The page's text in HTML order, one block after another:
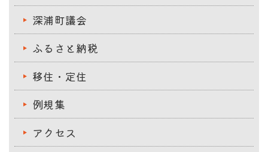
深浦町議会
ふるさと納税
移住・定住
例規集
アクセス